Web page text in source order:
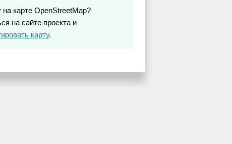
карте OpenStreetMap?
на сайте проекта и
карту.